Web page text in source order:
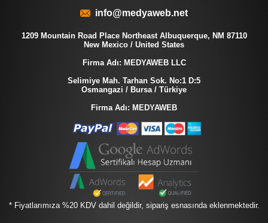
info@medyaweb.net
1209 Mountain Road Place Northeast Albuquerque, NM 87110
New Mexico / United States
Firma Adı: MEDYAWEB LLC
Selimiye Mah. Tarhan Sok. No:1 D:5
Osmangazi / Bursa / Türkiye
Firma Adı: MEDYAWEB
* Fiyatlarımıza %20 KDV dahil değildir, sipariş esnasında eklenmektedir.